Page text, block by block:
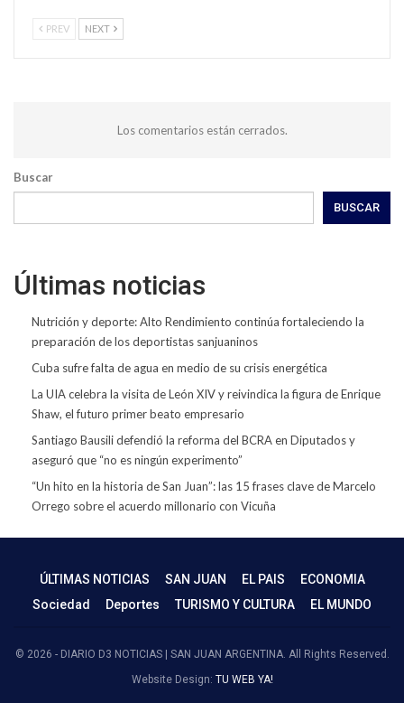
PREV NEXT
Los comentarios están cerrados.
Buscar
BUSCAR
Últimas noticias
Nutrición y deporte: Alto Rendimiento continúa fortaleciendo la
preparación de los deportistas sanjuaninos
Cuba sufre falta de agua en medio de su crisis energética
La UIA celebra la visita de León XIV y reivindica la figura de Enrique
Shaw, el futuro primer beato empresario
Santiago Bausili defendió la reforma del BCRA en Diputados y
aseguró que “no es ningún experimento”
“Un hito en la historia de San Juan”: las 15 frases clave de Marcelo
Orrego sobre el acuerdo millonario con Vicuña
ÚLTIMAS NOTICIAS SAN JUAN EL PAIS
ECONOMIA
Sociedad
Deportes TURISMO Y CULTURA EL MUNDO
© 2026 - DIARIO D3 NOTICIAS | SAN JUAN ARGENTINA. All Rights Reserved.
Website Design: TU WEB YA!